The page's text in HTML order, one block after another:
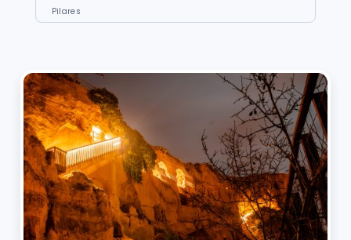
Pilares